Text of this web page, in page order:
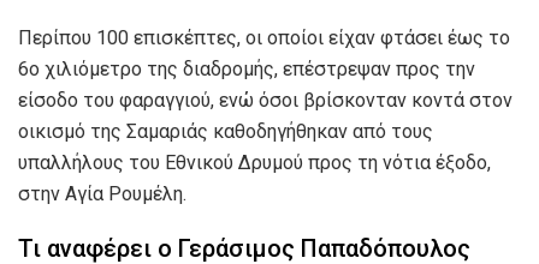
Περίπου 100 επισκέπτες, οι οποίοι είχαν φτάσει έως το
6ο χιλιόμετρο της διαδρομής, επέστρεψαν προς την
είσοδο του φαραγγιού, ενώ όσοι βρίσκονταν κοντά στον
οικισμό της Σαμαριάς καθοδηγήθηκαν από τους
υπαλλήλους του Εθνικού Δρυμού προς τη νότια έξοδο,
στην Αγία Ρουμέλη.
Τι αναφέρει ο Γεράσιμος Παπαδόπουλος